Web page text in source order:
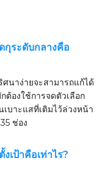
กุระดับกลางคือ
นาง่ายจะสามารถแก้ได้
องใช้การจดตัวเลือก
บาะแสที่เติมไว้ล่วงหน้า
ช่อง
เป้าคือเท่าไร?